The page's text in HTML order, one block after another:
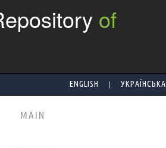
of
ENGLISH | УКРАЇНСЬКА
MAIN